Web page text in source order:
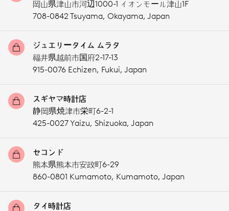
岡山県津山市河辺1000-1 イオンモール津山1F
708-0842 Tsuyama, Okayama, Japan
ジュエリータイム ムラタ
福井県越前市国府2-17-13
915-0076 Echizen, Fukui, Japan
スギヤマ時計店
静岡県焼津市栄町6-2-1
425-0027 Yaizu, Shizuoka, Japan
セコンド
熊本県熊本市安政町6-29
860-0801 Kumamoto, Kumamoto, Japan
タイ時計店